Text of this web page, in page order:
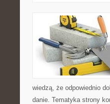
wiedzą, że odpowiednio
danie. Tematyka strony